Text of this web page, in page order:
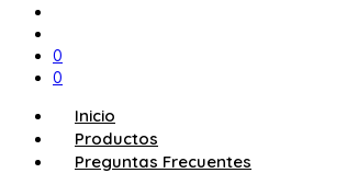
0
0
Inicio
Productos
Preguntas Frecuentes